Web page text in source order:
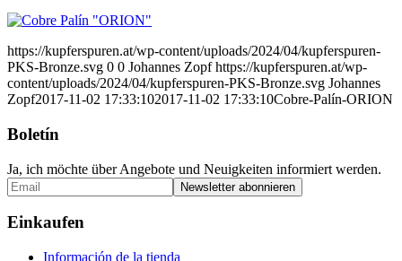
https://kupferspuren.at/wp-content/uploads/2024/04/kupferspuren-
PKS-Bronze.svg 0 0 Johannes Zopf https://kupferspuren.at/wp-
content/uploads/2024/04/kupferspuren-PKS-Bronze.svg Johannes
Zopf2017-11-02 17:33:102017-11-02 17:33:10Cobre-Palín-ORION
Boletín
Ja, ich möchte über Angebote und Neuigkeiten informiert werden.
Einkaufen
Información de la tienda